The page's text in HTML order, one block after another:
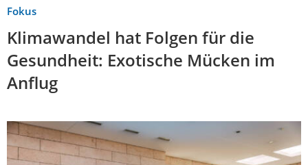
Fokus
Klimawandel hat Folgen für die
Gesundheit: Exotische Mücken im
Anflug